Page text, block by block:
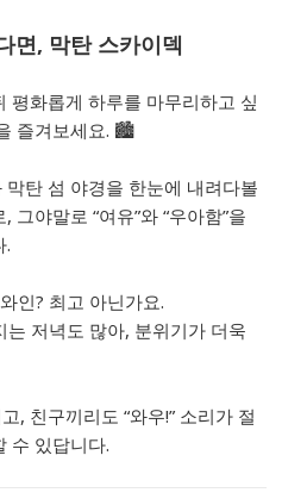
면, 막탄 스카이덱
평화롭게 하루를 마무리하고 싶
즐겨보세요. 🏙️
막탄 섬 야경을 한눈에 내려다볼
그야말로 “여유”와 “우아함”을
.
인? 최고 아닌가요.
는 저녁도 많아, 분위기가 더욱
, 친구끼리도 “와우!” 소리가 절
수 있답니다.